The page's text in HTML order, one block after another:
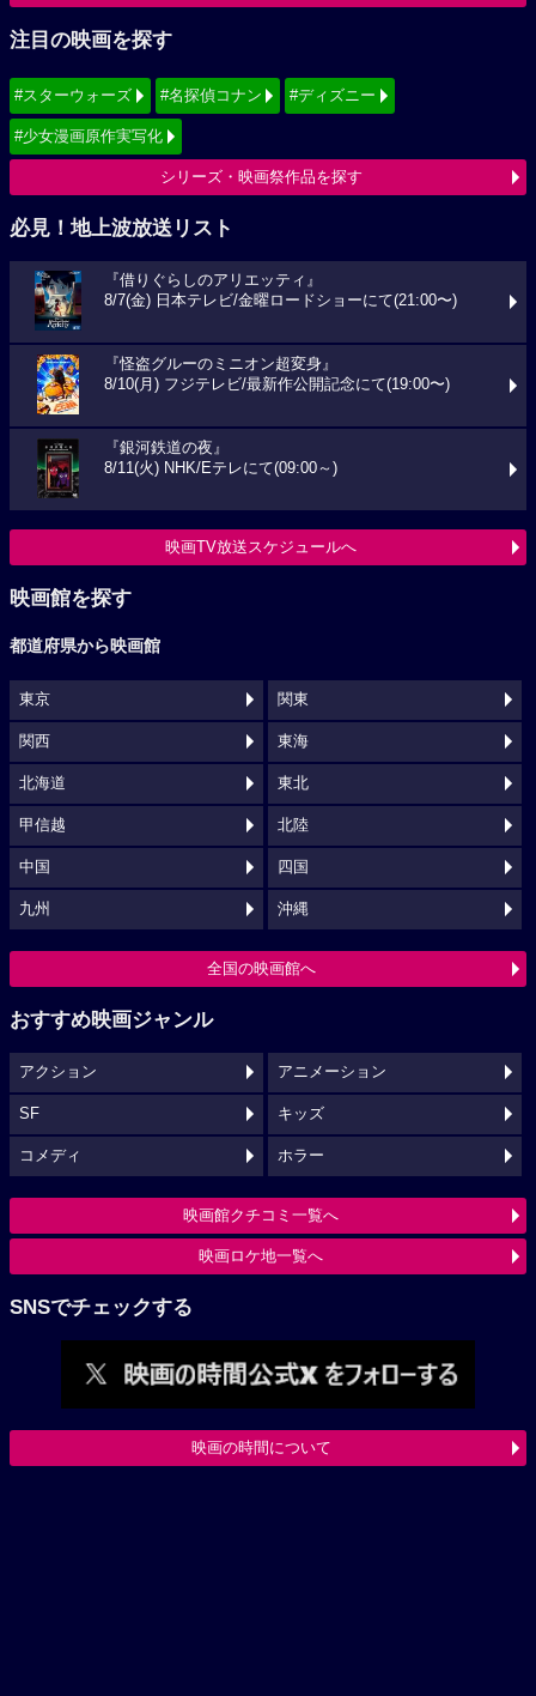
注目の映画を探す
#スターウォーズ #名探偵コナン #ディズニー
#少女漫画原作実写化
シリーズ・映画祭作品を探す
必見！地上波放送リスト
『借りぐらしのアリエッティ』
8/7(金) 日本テレビ/金曜ロードショーにて(21:00〜)
『怪盗グルーのミニオン超変身』
8/10(月) フジテレビ/最新作公開記念にて(19:00〜)
『銀河鉄道の夜』
8/11(火) NHK/Eテレにて(09:00～)
映画TV放送スケジュールへ
映画館を探す
都道府県から映画館
東京 関東
関西 東海
北海道 東北
甲信越 北陸
中国 四国
九州 沖縄
全国の映画館へ
おすすめ映画ジャンル
アクション アニメーション
SF キッズ
コメディ ホラー
映画館クチコミ一覧へ
映画ロケ地一覧へ
SNSでチェックする
映画の時間について